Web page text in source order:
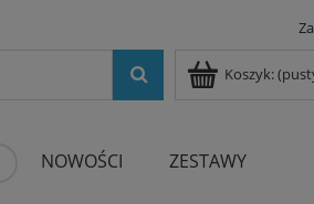
Koszyk:
NOWOŚCI ZESTAWY